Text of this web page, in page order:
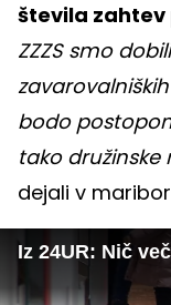
števila zahtev
ZZZS smo
bodo
tako družinske
dejali v